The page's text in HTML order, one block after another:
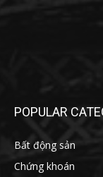
POPULAR
Bất động sản
Chứng khoán